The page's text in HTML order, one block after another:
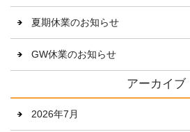
夏期休業のお知らせ
GW休業のお知らせ
アーカイブ
2026年7月